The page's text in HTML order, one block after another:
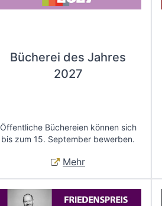
Bücherei des Jahres
2027
Öffentliche Büchereien können sich
bis zum 15. September bewerben.
Mehr